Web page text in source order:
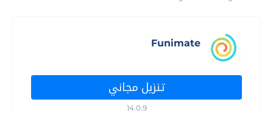
Funimate
تنزيل مجاني
14.0.9